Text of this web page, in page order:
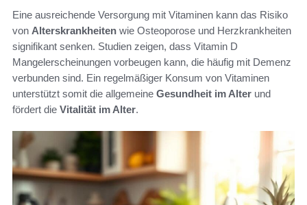
Eine ausreichende Versorgung mit Vitaminen kann das Risiko
von Alterskrankheiten wie Osteoporose und Herzkrankheiten
signifikant senken. Studien zeigen, dass Vitamin D
Mangelerscheinungen vorbeugen kann, die häufig mit Demenz
verbunden sind. Ein regelmäßiger Konsum von Vitaminen
unterstützt somit die allgemeine Gesundheit im Alter und
fördert die Vitalität im Alter.